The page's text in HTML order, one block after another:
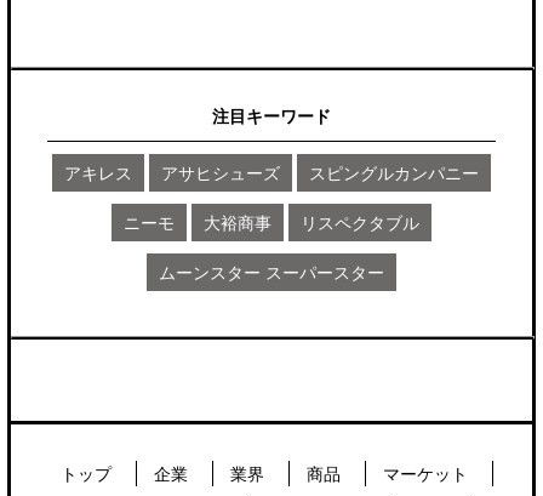
注目キーワード
アキレス アサヒシューズ スピングルカンパニー
ニーモ 大裕商事 リスペクタブル
ムーンスター スーパースター
トップ 企業 業界 商品
マーケット